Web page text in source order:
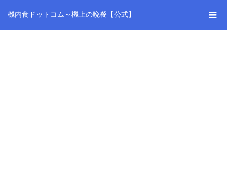
機内食ドットコム～機上の晩餐【公式】